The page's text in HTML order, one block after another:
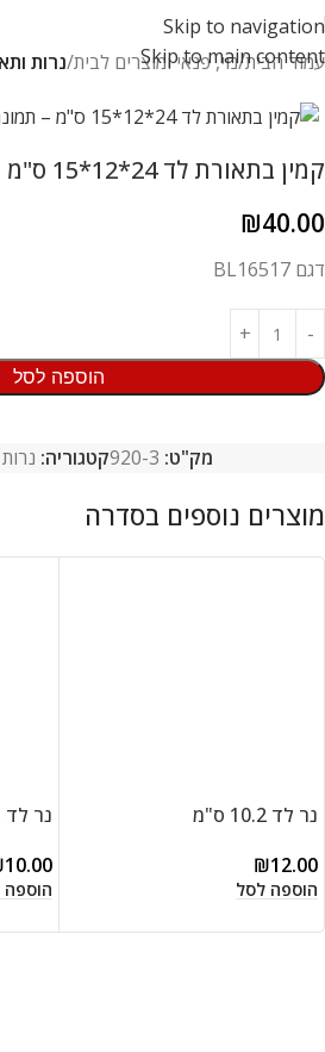
Skip to navigation
Skip to main content
עמוד הבית נוי, פנאי ומוצרים לבית נרות
קמין בתאורת לד 24*12*15 ס"מ
₪40.00
דגם BL16517
הוספה לסל
מק"ט: 920-3קטגוריה:
נר לד 10.2 ס"מ
₪12.00
הוספה לסל
נר לד 7.5 ס"מ
10.00
הוספה